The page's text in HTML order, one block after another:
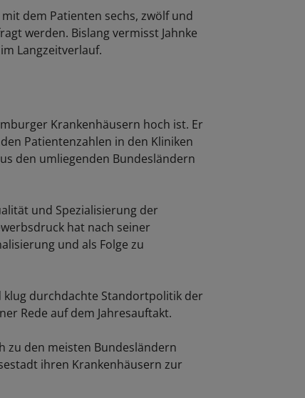
dem Patienten sechs, zwölf und
werden. Bislang vermisst Jahnke
Langzeitverlauf.
Krankenhäusern hoch ist. Er
Patientenzahlen in den Kliniken
den umliegenden Bundesländern
und Spezialisierung der
hat nach seiner
und als Folge zu
klug durchdachte Standortpolitik der
Rede auf dem Jahresauftakt.
zu den meisten Bundesländern
ihren Krankenhäusern zur